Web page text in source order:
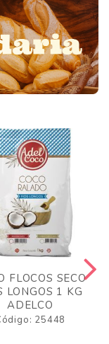
FLOCOS SECO
LONGOS 1 KG
ADELCO
25448